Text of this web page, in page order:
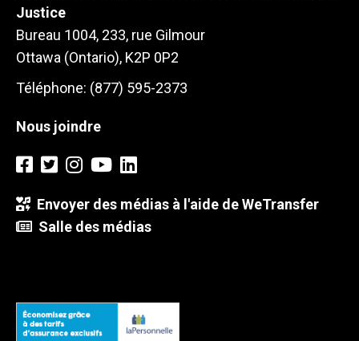
Justice
Bureau 1004, 233, rue Gilmour
Ottawa (Ontario), K2P 0P2
Téléphone: (877) 595-2373
Nous joindre
Envoyer des médias à l'aide de WeTransfer
Salle des médias